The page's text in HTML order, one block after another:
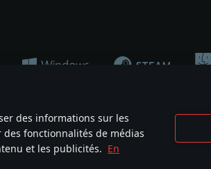
des informations sur les
fonctionnalités de médias
et les publicités. En
dans ce jeu ne signifie pas la participation au
and brand names are the property of their